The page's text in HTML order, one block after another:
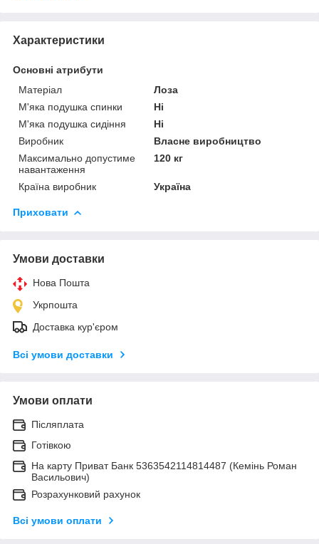
Характеристики
Основні атрибути
Матеріал
Лоза
М'яка подушка спинки
Ні
М'яка подушка сидіння
Ні
Виробник
Власне виробництво
Максимально допустиме
навантаження
120 кг
Країна виробник Україна
Приховати
Умови доставки
Нова Пошта
Укрпошта
Доставка кур'єром
Всі умови доставки
Умови оплати
Післяплата
Готівкою
На карту Приват Банк 5363542114814487 (Кемінь Роман
Васильович)
Розрахунковий рахунок
Всі умови оплати